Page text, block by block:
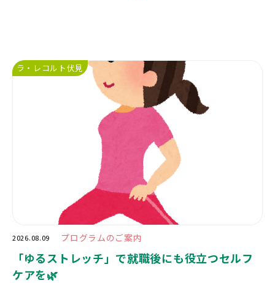
ラ・レコルト伏見
2026.08.09 プログラムのご案内
「ゆるストレッチ」で就職後にも役立つセルフ
ケアを🌿